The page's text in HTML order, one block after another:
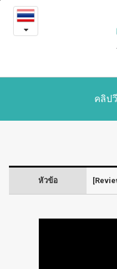
[Singapore]
Pre
post
voice
Voice
Surgery
คลิป
หัวข้อ